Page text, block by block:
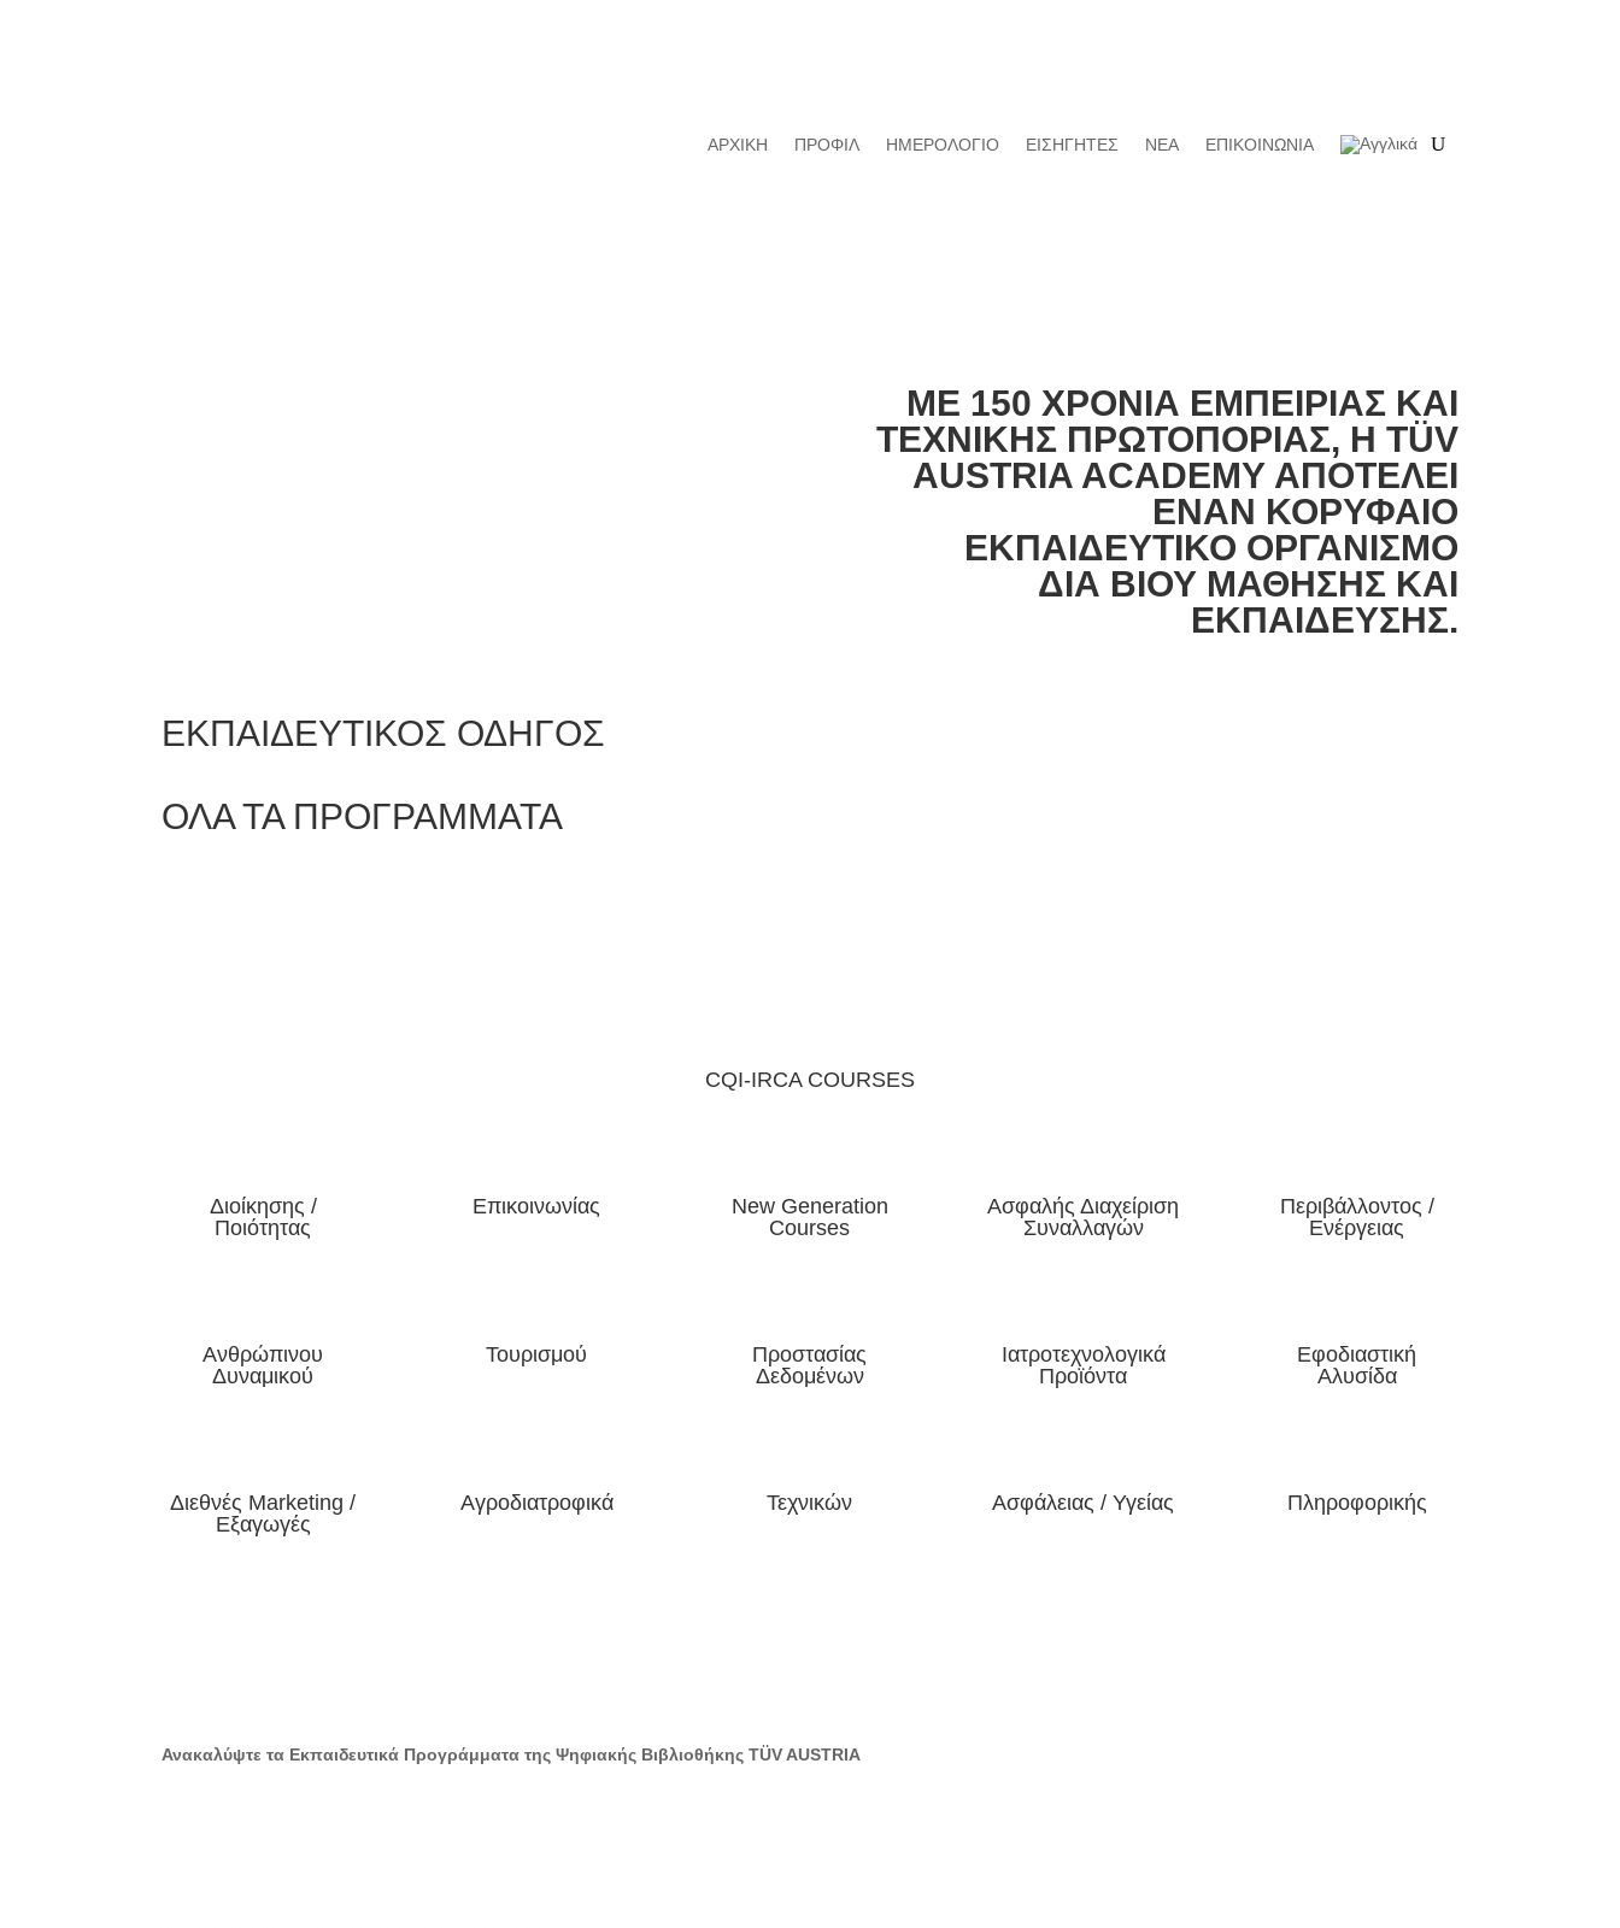
ΑΡΧΙΚΗ ΠΡΟΦΙΛ ΗΜΕΡΟΛΟΓΙΟ ΕΙΣΗΓΗΤΕΣ ΝΕΑ ΕΠΙΚΟΙΝΩΝΙΑ
ΜΕ 150 ΧΡΟΝΙΑ ΕΜΠΕΙΡΙΑΣ ΚΑΙ
ΤΕΧΝΙΚΗΣ ΠΡΩΤΟΠΟΡΙΑΣ, Η TÜV
AUSTRIA ACADEMY ΑΠΟΤΕΛΕΙ
ΕΝΑΝ ΚΟΡΥΦΑΙΟ
ΕΚΠΑΙΔΕΥΤΙΚΟ ΟΡΓΑΝΙΣΜΟ
ΔΙΑ ΒΙΟΥ ΜΑΘΗΣΗΣ ΚΑΙ
ΕΚΠΑΙΔΕΥΣΗΣ.
ΕΚΠΑΙΔΕΥΤΙΚΟΣ ΟΔΗΓΟΣ
ΟΛΑ ΤΑ ΠΡΟΓΡΑΜΜΑΤΑ
CQI-IRCA COURSES
Διοίκησης /
Ποιότητας
Επικοινωνίας
New Generation
Courses
Ασφαλής Διαχείριση
Συναλλαγών
Περιβάλλοντος /
Ενέργειας
Ανθρώπινου
Δυναμικού
Τουρισμού
Προστασίας
Δεδομένων
Ιατροτεχνολογικά
Προϊόντα
Εφοδιαστική
Αλυσίδα
Διεθνές Marketing /
Εξαγωγές
Αγροδιατροφικά Τεχνικών Ασφάλειας / Υγείας Πληροφορικής
Ανακαλύψτε τα Εκπαιδευτικά Προγράμματα της Ψηφιακής Βιβλιοθήκης TÜV AUSTRIA